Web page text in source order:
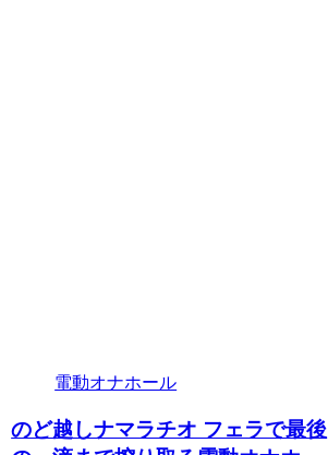
電動オナホール
のど越しナマラチオ フェラで最後